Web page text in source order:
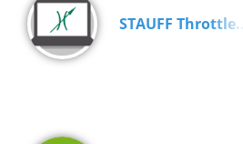
STAUFF Throttle…